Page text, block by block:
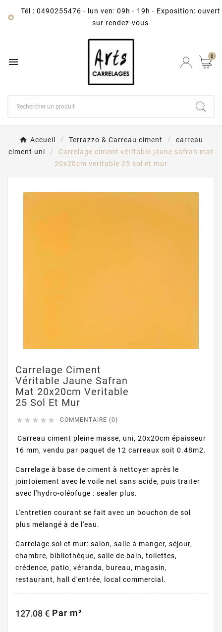

Tél : 0490255476 -
lun ven: 09h - 19h - Exposition: ouvert
sur rendez-vous
 0
Accueil Terrazzo & Carreau ciment
carreau
ciment uni
Carrelage ciment véritable jaune safran mat
20x20cm veritable 25 sol et mur
Carrelage Ciment
Véritable Jaune Safran
Mat 20x20cm Veritable
25 Sol Et Mur
     COMMENTAIRE (0)
Carreau ciment pleine masse, uni, 20x20cm épaisseur
16 mm, vendu par paquet de 12 carreaux soit 0.48m2.
Carrelage à base de ciment à nettoyer après le
jointoiement avec le voile net sans acide, puis traiter
avec l'hydro-oléofuge : sealer plus.
L'entretien courant se fait avec un bouchon de sol
plus mélangé à de l'eau.
Carrelage sol et mur: salon, salle à manger, séjour,
chambre, bibliothèque, salle de bain, toilettes,
crédence, patio, véranda, bureau, magasin,
restaurant, hall d'entrée, local commercial.
127.08 € Par m²